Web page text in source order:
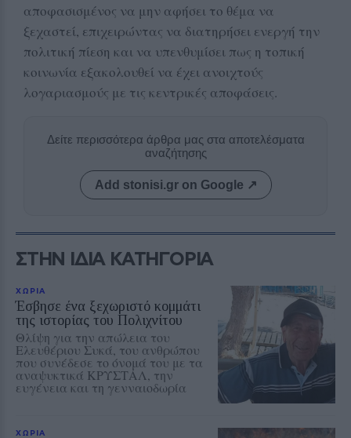
αποφασισμένος να μην αφήσει το θέμα να
ξεχαστεί, επιχειρώντας να διατηρήσει ενεργή την
πολιτική πίεση και να υπενθυμίσει πως η τοπική
κοινωνία εξακολουθεί να έχει ανοιχτούς
λογαριασμούς με τις κεντρικές αποφάσεις.
Δείτε περισσότερα άρθρα μας στα αποτελέσματα
αναζήτησης
Add stonisi.gr on Google ↗
ΣΤΗΝ ΙΔΙΑ ΚΑΤΗΓΟΡΙΑ
ΧΩΡΙΑ
Έσβησε ένα ξεχωριστό κομμάτι
της ιστορίας του Πολιχνίτου
Θλίψη για την απώλεια του
Ελευθέριου Συκά, του ανθρώπου
που συνέδεσε το όνομά του με τα
αναψυκτικά ΚΡΥΣΤΑΛ, την
ευγένεια και τη γενναιοδωρία
ΧΩΡΙΑ